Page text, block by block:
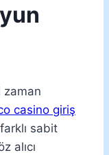
zaman
casino giriş
sabit
alıcı